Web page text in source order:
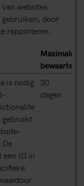
websites
gebruiken, door
rapporteren.
Maximale
is nodig
gebruikt
De
een ID in
30
dagen